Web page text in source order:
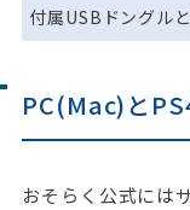
付属USBドングル
PC(Mac)と
おそらく公式には